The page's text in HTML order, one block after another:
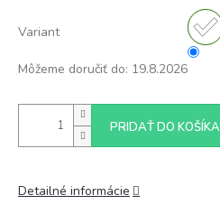
Variant
Môžeme doručiť do: 19.8.2026
PRIDAŤ DO KOŠÍKA
Detailné informácie